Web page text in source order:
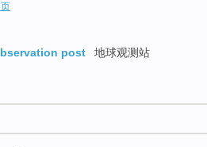
post
地球观测站